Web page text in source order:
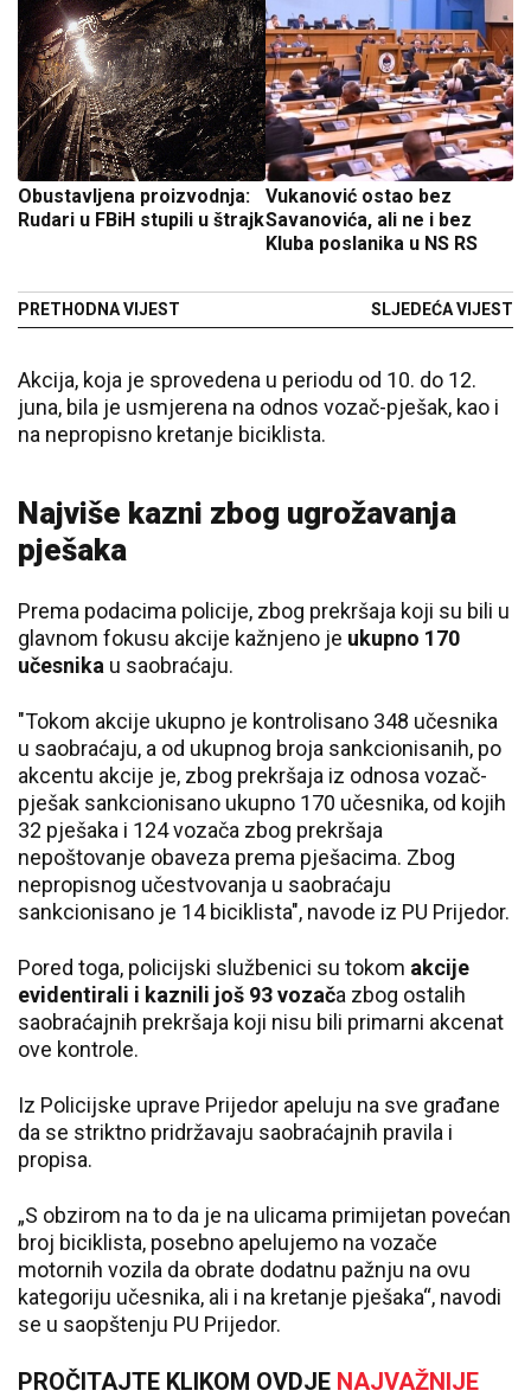
Obustavljena proizvodnja:
Rudari u FBiH stupili u štrajk
PRETHODNA VIJEST
Vukanović ostao bez
Savanovića, ali ne i bez
Kluba poslanika u NS RS
SLJEDEĆA VIJEST
Akcija, koja je sprovedena u periodu od 10. do 12.
juna, bila je usmjerena na odnos vozač-pješak, kao i
na nepropisno kretanje biciklista.
Najviše kazni zbog ugrožavanja
pješaka
Prema podacima policije, zbog prekršaja koji su bili u
glavnom fokusu akcije kažnjeno je ukupno 170
učesnika u saobraćaju.
"Tokom akcije ukupno je kontrolisano 348 učesnika
u saobraćaju, a od ukupnog broja sankcionisanih, po
akcentu akcije je, zbog prekršaja iz odnosa vozač-
pješak sankcionisano ukupno 170 učesnika, od kojih
32 pješaka i 124 vozača zbog prekršaja
nepoštovanje obaveza prema pješacima. Zbog
nepropisnog učestvovanja u saobraćaju
sankcionisano je 14 biciklista", navode iz PU Prijedor.
Pored toga, policijski službenici su tokom akcije
evidentirali i kaznili još 93 vozača zbog ostalih
saobraćajnih prekršaja koji nisu bili primarni akcenat
ove kontrole.
Iz Policijske uprave Prijedor apeluju na sve građane
da se striktno pridržavaju saobraćajnih pravila i
propisa.
„S obzirom na to da je na ulicama primijetan povećan
broj biciklista, posebno apelujemo na vozače
motornih vozila da obrate dodatnu pažnju na ovu
kategoriju učesnika, ali i na kretanje pješaka“, navodi
se u saopštenju PU Prijedor.
PROČITAJTE KLIKOM OVDJE NAJVAŽNIJE